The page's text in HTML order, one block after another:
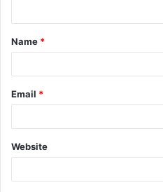
Name *
Email *
Website